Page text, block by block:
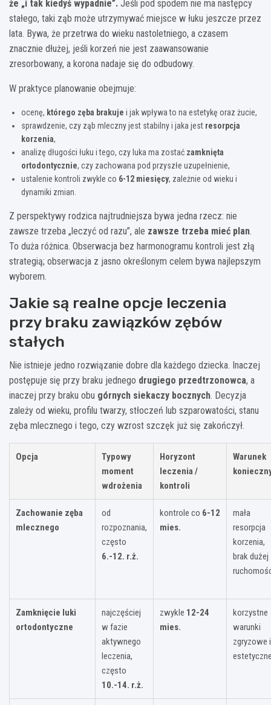
że „i tak kiedyś wypadnie”. Jeśli pod spodem nie ma następcy
stałego, taki ząb może utrzymywać miejsce w łuku jeszcze przez
lata. Bywa, że przetrwa do wieku nastoletniego, a czasem
znacznie dłużej, jeśli korzeń nie jest zaawansowanie
zresorbowany, a korona nadaje się do odbudowy.
W praktyce planowanie obejmuje:
ocenę, którego zęba brakuje i jak wpływa to na estetykę oraz żucie,
sprawdzenie, czy ząb mleczny jest stabilny i jaka jest resorpcja
korzenia,
analizę długości łuku i tego, czy luka ma zostać zamknięta
ortodontycznie, czy zachowana pod przyszłe uzupełnienie,
ustalenie kontroli zwykle co 6-12 miesięcy, zależnie od wieku i
dynamiki zmian.
Z perspektywy rodzica najtrudniejsza bywa jedna rzecz: nie
zawsze trzeba „leczyć od razu”, ale zawsze trzeba mieć plan.
To duża różnica. Obserwacja bez harmonogramu kontroli jest złą
strategią; obserwacja z jasno określonym celem bywa najlepszym
wyborem.
Jakie są realne opcje leczenia
przy braku zawiązków zębów
stałych
Nie istnieje jedno rozwiązanie dobre dla każdego dziecka. Inaczej
postępuje się przy braku jednego drugiego przedtrzonowca, a
inaczej przy braku obu górnych siekaczy bocznych. Decyzja
zależy od wieku, profilu twarzy, stłoczeń lub szparowatości, stanu
zęba mlecznego i tego, czy wzrost szczęk już się zakończył.
Opcja
Typowy
moment
wdrożenia
Horyzont
leczenia /
kontroli
Warunek
Zachowanie zęba
mlecznego
od
rozpoznania,
często
6.-12. r.ż.
kontrole co 6-12
mies.
mała
resorpcja
korzenia,
brak dużej
Zamknięcie luki
ortodontyczne
najczęściej
w fazie
aktywnego
leczenia,
często
10.-14. r.ż.
zwykle 12-24
mies.
korzystne
warunki
zgryzowe i